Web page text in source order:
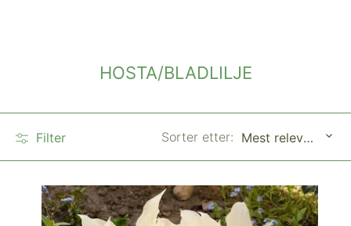
HOSTA/BLADLILJE
Filter Sorter etter: Mest relevant